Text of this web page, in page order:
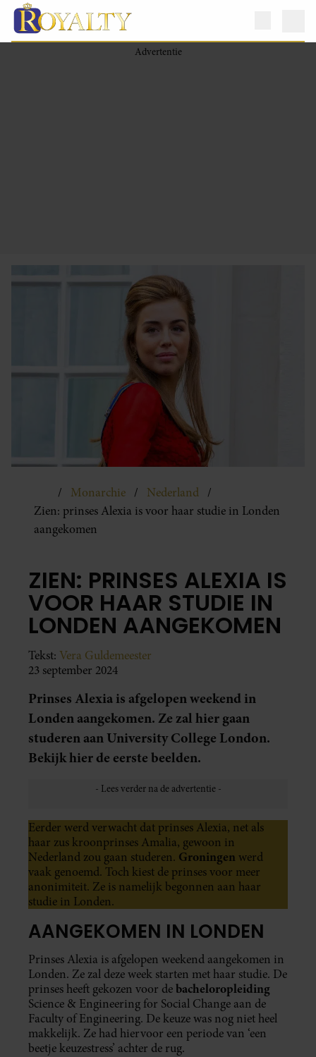
Monarchie
Nederland
Zien: prinses Alexia is voor haar studie in Londen
aangekomen
ZIEN: PRINSES ALEXIA IS
VOOR HAAR STUDIE IN
LONDEN AANGEKOMEN
Tekst: Vera Guldemeester
23 september 2024
Prinses Alexia is afgelopen weekend in
Londen aangekomen. Ze zal hier gaan
studeren aan University College London.
Bekijk hier de eerste beelden.
Eerder werd verwacht dat prinses Alexia, net als
haar zus kroonprinses Amalia, gewoon in
Nederland zou gaan studeren. Groningen werd
vaak genoemd. Toch kiest de prinses voor meer
anonimiteit. Ze is namelijk begonnen aan haar
studie in Londen.
AANGEKOMEN IN LONDEN
Prinses Alexia is afgelopen weekend aangekomen in
Londen. Ze zal deze week starten met haar studie. De
prinses heeft gekozen voor debacheloropleiding
Science & Engineering for Social Change aan de
Faculty of Engineering. De keuze was nog niet heel
makkelijk. Ze had hiervoor een periode van ‘een
beetje keuzestress’ achter de rug.